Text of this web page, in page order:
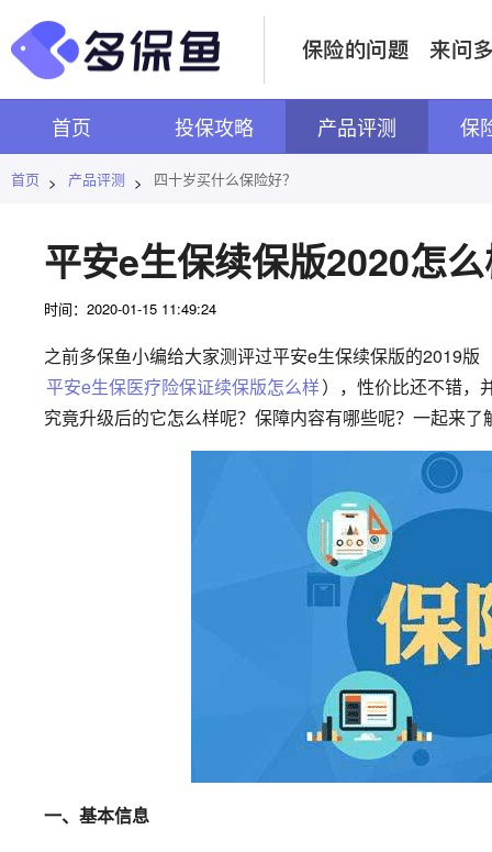
首页 投保攻略 产品评测 保
首页 > 产品评测 > 四十岁买什么保险好？
平安e生保续保版2020怎
时间：2020-01-15 11:49:24
之前多保鱼小编给大家测评过平安e生保续保版的2019版
平安e生保医疗险保证续保版怎么样），性价比还不错，
究竟升级后的它怎么样呢？保障内容有哪些呢？一起来了
一、基本信息